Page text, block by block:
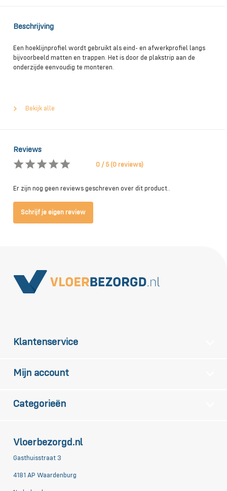
Beschrijving
Een hoeklijnprofiel wordt gebruikt als eind- en afwerkprofiel langs
bijvoorbeeld matten en trappen. Het is door de plakstrip aan de
onderzijde eenvoudig te monteren.
Bekijk alle
Reviews
0 / 5 (0 reviews)
Er zijn nog geen reviews geschreven over dit product..
Schrijf je eigen review
Vloerbezorgd.nl
Gasthuisstraat 3
4181 AP Waardenburg
Klantenservice
Mijn account
Categorieën